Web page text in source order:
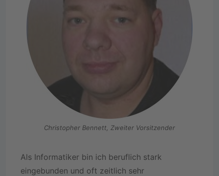
Christopher Bennett, Zweiter Vorsitzender
Als Informatiker bin ich beruflich stark
eingebunden und oft zeitlich sehr